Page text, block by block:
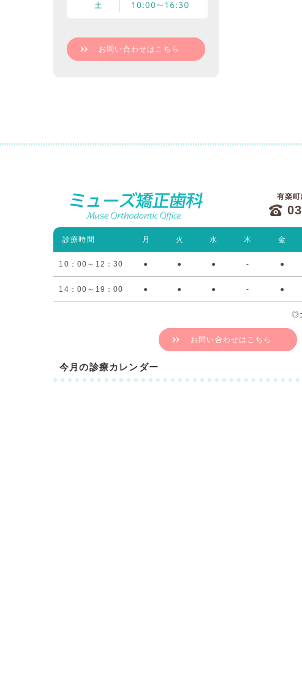
お問い合わせはこちら
有楽
診療時間 月 火 水 木 金
10：00～12：30 ● ● ● - ●
14：00～19：00 ● ● ● - ●
◎
お問い合わせはこちら
今月の診療カレンダー